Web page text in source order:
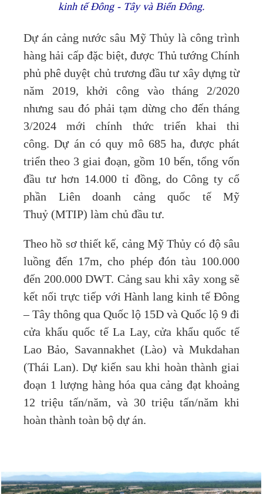
kinh tế Đông - Tây và Biển Đông.
Dự án cảng nước sâu Mỹ Thủy là công trình
hàng hải cấp đặc biệt, được Thủ tướng Chính
phủ phê duyệt chủ trương đầu tư xây dựng từ
năm 2019, khởi công vào tháng 2/2020
nhưng sau đó phải tạm dừng cho đến tháng
3/2024 mới chính thức triển khai thi
công. Dự án có quy mô 685 ha, được phát
triển theo 3 giai đoạn, gồm 10 bến, tổng vốn
đầu tư hơn 14.000 tỉ đồng, do Công ty cổ
phần Liên doanh cảng quốc tế Mỹ
Thuỷ (MTIP) làm chủ đầu tư.
Theo hồ sơ thiết kế, cảng Mỹ Thủy có độ sâu
luồng đến 17m, cho phép đón tàu 100.000
đến 200.000 DWT. Cảng sau khi xây xong sẽ
kết nối trực tiếp với Hành lang kinh tế Đông
– Tây thông qua Quốc lộ 15D và Quốc lộ 9 đi
cửa khẩu quốc tế La Lay, cửa khẩu quốc tế
Lao Bảo, Savannakhet (Lào) và Mukdahan
(Thái Lan). Dự kiến sau khi hoàn thành giai
đoạn 1 lượng hàng hóa qua cảng đạt khoảng
12 triệu tấn/năm, và 30 triệu tấn/năm khi
hoàn thành toàn bộ dự án.